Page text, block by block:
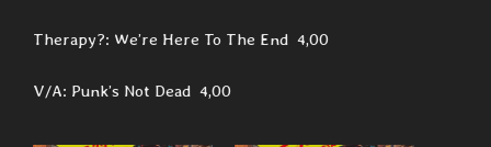
Therapy?: We’re Here To The End 4,00
V/A: Punk’s Not Dead 4,00